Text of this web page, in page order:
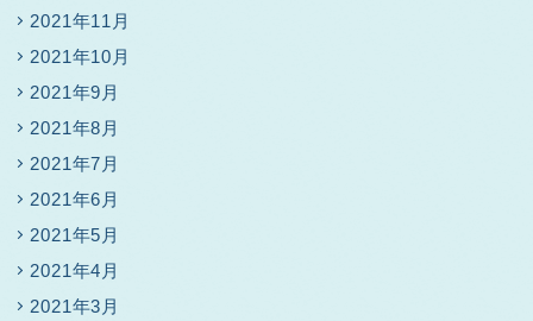
2021年11月
2021年10月
2021年9月
2021年8月
2021年7月
2021年6月
2021年5月
2021年4月
2021年3月